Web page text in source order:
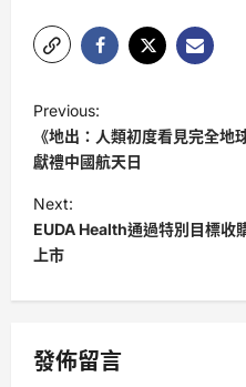
o
s
t
n
a
v
g
Previous:
《地出：人類初度看見完全地
獻禮中國航天日
Next:
EUDA Health通過特別目標
上市
發佈留言